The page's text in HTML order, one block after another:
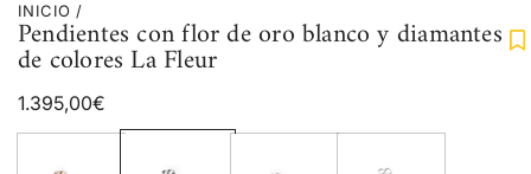
INICIO /
Pendientes con flor de oro blanco y diamantes
de colores La Fleur
Precio
regular
1.395,00€